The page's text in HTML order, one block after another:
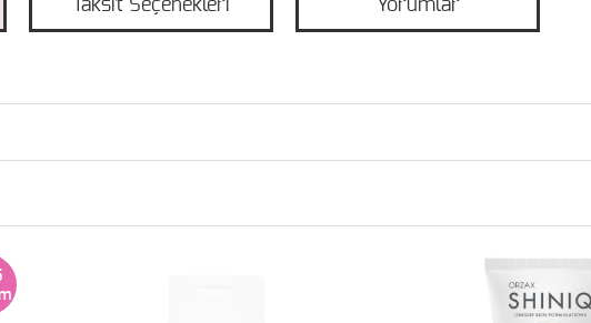
Taksit Seçenekleri Yorumlar